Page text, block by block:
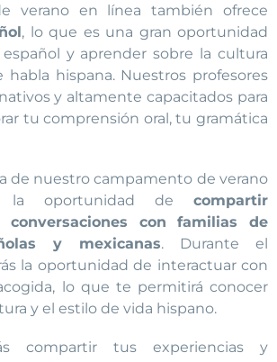
verano en línea también ofrece
, lo que es una gran oportunidad
y aprender sobre la cultura
habla hispana. Nuestros profesores
y altamente capacitados para
tu comprensión oral, tu gramática
de nuestro campamento de verano
oportunidad de compartir
conversaciones con familias de
y mexicanas. Durante el
la oportunidad de interactuar con
lo que te permitirá conocer
y el estilo de vida hispano.
compartir tus experiencias y